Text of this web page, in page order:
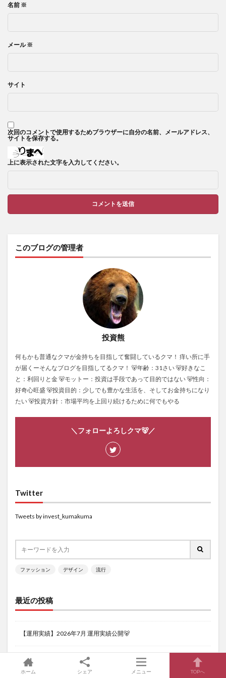
名前 ※
メール※
サイト
次回のコメントで使用するためブラウザーに自分の名前、メールアドレス、
サイトを保存する。
上に表示された文字を入力してください。
このブログの管理者
投資熊
何もかも普通なクマが金持ちを目指して奮闘しているクマ！ 痒い所に手
が届くーそんなブログを目指してるクマ！ 🐻年齢：31さい 🐻好きなこ
と：利回りと金 🐻モットー：投資は手段であって目的ではない 🐻性向：
好奇心旺盛 🐻投資目的：少しでも豊かな生活を、そしてお金持ちになり
たい 🐻投資方針：市場平均を上回り続けるために何でもやる
＼フォローよろしクマ🐻／
Twitter
Tweets by invest_kumakuma
ファッション デザイン 流行
最近の投稿
【運用実績】2026年7月 運用実績公開🐻
【運用実績】2026年6月 運用実績公開🐻
ホーム シェア メニュー TOPへ